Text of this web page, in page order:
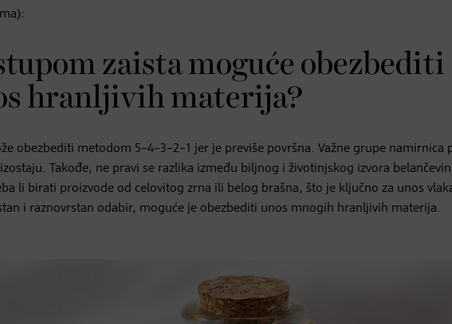
zaista moguće obezbediti
hranljivih materija?
obezbediti metodom 5–4–3–2–1 jer je previše površna. Važne grupe namirnica
Takođe, ne pravi se razlika između biljnog i životinjskog izvora
li birati proizvode od celovitog zrna ili belog brašna, što je ključno za unos
i raznovrstan odabir, moguće je obezbediti unos mnogih hranljivih materija.